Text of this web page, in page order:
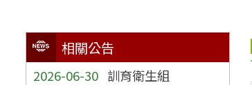
相關公告
2026-06-30 訓育衛生組